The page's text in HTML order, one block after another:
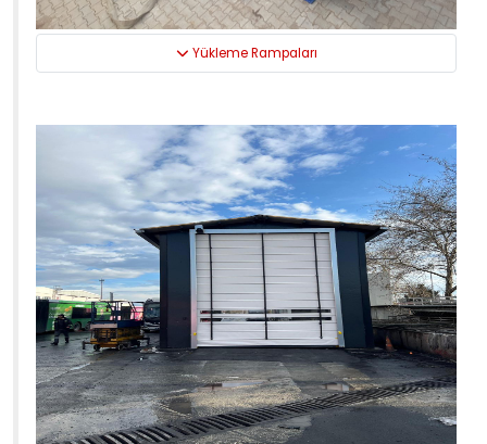
Yükleme Rampaları